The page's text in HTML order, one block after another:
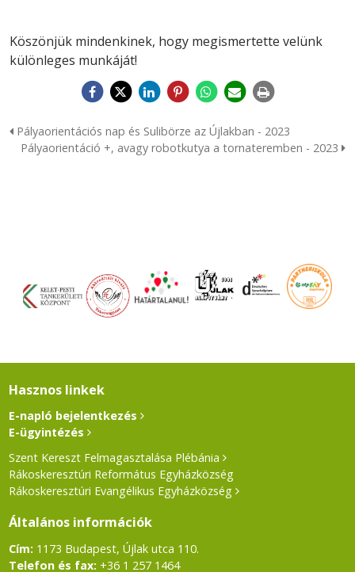
Köszönjük mindenkinek, hogy megismertette velünk
különleges munkáját!
Pályaorientációs nap és Sulibörze az Újlakban - 2023
Pályaorientáció +, avagy robotkutya a tornateremben - 2023
Hasznos linkek
E-napló bejelentkezés
E-ügyintézés
Szent Kereszt Felmagasztalása Plébánia
Rákoskeresztúri Református Egyházközség
Rákoskeresztúri Evangélikus Egyházközség
Általános információk
Cím: 1173 Budapest, Újlak utca 110.
Telefon és fax: +36 1 257 1464